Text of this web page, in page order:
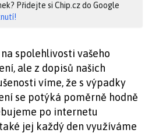
Přidejte si Chip.cz do Google
spolehlivosti vašeho
ale z dopisů našich
víme, že s výpadky
se potýká poměrně hodně
po internetu
jej každý den využíváme